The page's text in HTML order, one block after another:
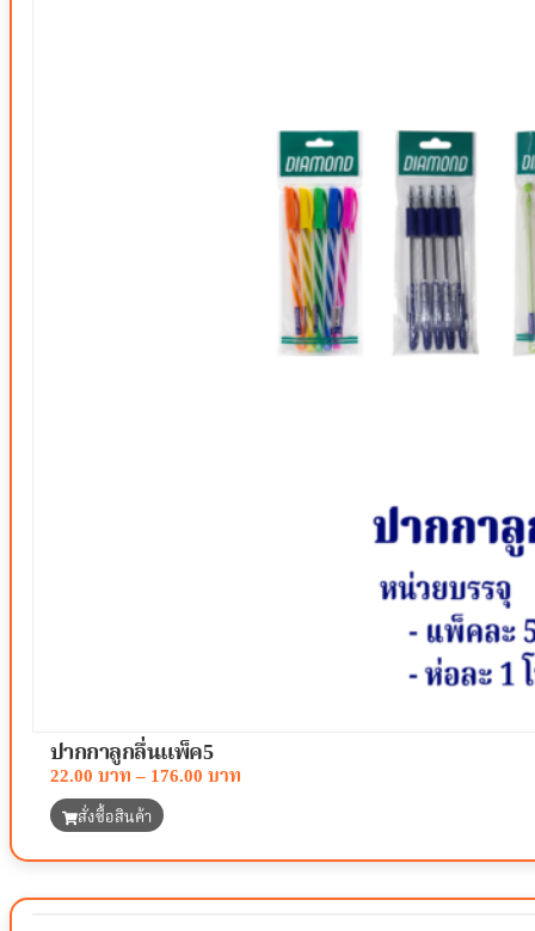
ปากกาลูกลื่นแพ็ค5
22.00 – 176.00
สั่งซื้อสินค้า